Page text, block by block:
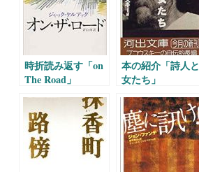
時折読み返す「on
The Road」
本の紹介「詩人と
女たち」